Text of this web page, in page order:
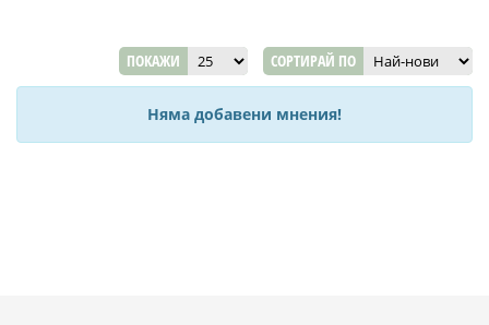
ПОКАЖИ СОРТИРАЙ ПО
Няма добавени мнения!